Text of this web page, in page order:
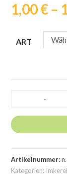
1,00€ –
ART
Zander
ganz
für
-
Artikelnummer:
Kategorien: